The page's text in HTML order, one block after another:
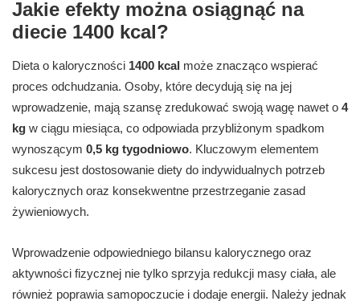
Jakie efekty można osiągnąć na
diecie 1400 kcal?
Dieta o kaloryczności 1400 kcal może znacząco wspierać
proces odchudzania. Osoby, które decydują się na jej
wprowadzenie, mają szansę zredukować swoją wagę nawet o 4
kg w ciągu miesiąca, co odpowiada przybliżonym spadkom
wynoszącym 0,5 kg tygodniowo. Kluczowym elementem
sukcesu jest dostosowanie diety do indywidualnych potrzeb
kalorycznych oraz konsekwentne przestrzeganie zasad
żywieniowych.
Wprowadzenie odpowiedniego bilansu kalorycznego oraz
aktywności fizycznej nie tylko sprzyja redukcji masy ciała, ale
również poprawia samopoczucie i dodaje energii. Należy jednak